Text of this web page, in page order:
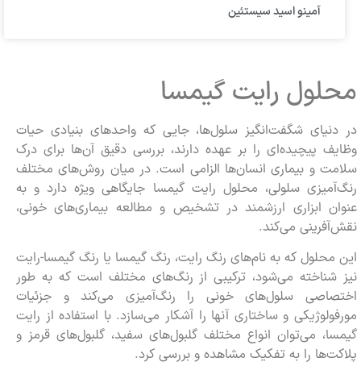
آمینو اسید سیستئین
محلول رایت گیمسا
در دنیای شگفت‌انگیز سلول‌ها، جایی که واحدهای بنیادی حیات
وظایف پیچیده‌ای را بر عهده دارند، بررسی دقیق آن‌ها برای درک
سلامت و بیماری انسان‌ها الزامی است. در میان روش‌های مختلف
رنگ‌آمیزی سلولی، محلول رایت گیمسا جایگاهی ویژه دارد و به
عنوان ابزاری ارزشمند در تشخیص و مطالعه بیماری‌های خونی،
نقش‌آفرینی می‌کند.
این محلول که به نام‌های رنگ رایت، رنگ گیمسا یا رنگ گیمسا-رایت
نیز شناخته می‌شود، ترکیبی از رنگ‌های مختلف است که به طور
اختصاصی سلول‌های خونی را رنگ‌آمیزی می‌کند و جزئیات
مورفولوژیکی و ساختاری آنها را آشکار می‌سازد. با استفاده از رایت
گیمسا، می‌توان انواع مختلف گلبول‌های سفید، گلبول‌های قرمز و
پلاکت‌ها را به تفکیک مشاهده و بررسی کرد.